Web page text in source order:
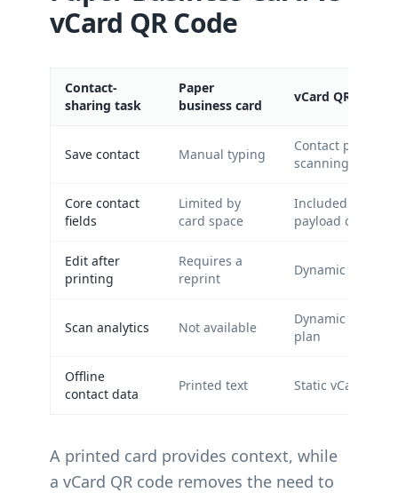
vCard QR Code
Contact-
sharing task
Paper
business card
vCard QR code
Save contact Manual typing
Contact preview
scanning
Core contact
fields
Limited by
card space
Included in the
payload or page
Edit after
printing
Requires a
reprint
Dynamic vCard
Scan analytics Not available
Dynamic vCard,
plan
Offline
contact data
Printed text Static vCard
A printed card provides context, while
a vCard QR code removes the need to